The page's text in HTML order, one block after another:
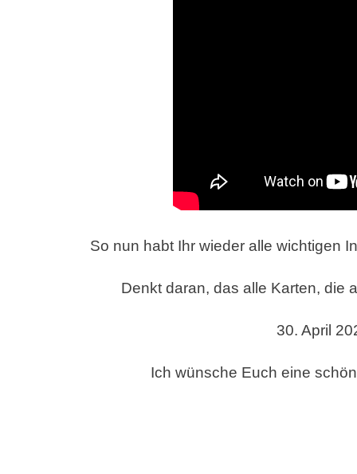
So nun habt Ihr wieder alle wichtigen
Denkt daran, das alle Karten, die
30. April
Ich wünsche Euch eine